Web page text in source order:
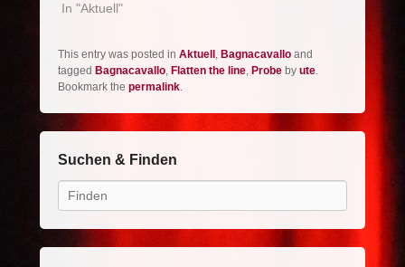
In "Aktuell"
This entry was posted in Aktuell , Bagnacavallo and
tagged Bagnacavallo, Flatten the line, Probe by ute.
Bookmark the permalink.
Suchen & Finden
Search